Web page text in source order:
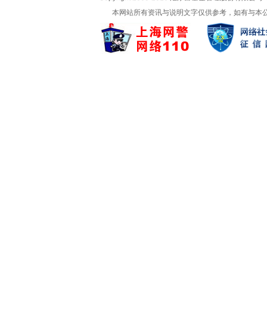
本网站所有资讯与说明文字仅供参考，如有与本